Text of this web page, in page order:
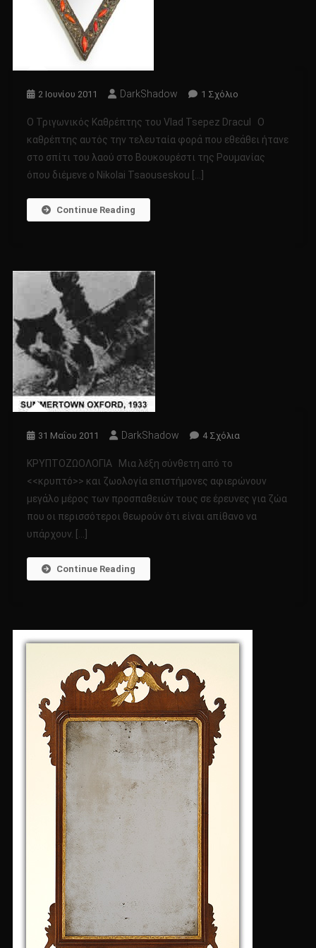
2 Ιουνίου 2011 DarkShadow 1 ΣχόλιοΣτο
Τριγωvικός
Καθρέπτης
Του
Ο Τριγωνικός Καθρέπτης του Vlad Tsepez Dracul Ο
καθρέπτης αυτός την τελευταία φορά που εθεάθει ήτανε
στο σπίτι του λαού στο Βουκουρέστι της Ρουμανίας
όπου διέμενε ο Nikolai Tsaouseskou […]
Continue Reading
31 Μαΐου 2011 DarkShadow 4 ΣχόλιαΣτο
ΚΡΥΠΤΟΖΩΟΛΟΓΙΑ Μια λέξη σύνθετη από το
<<κρυπτό>> και ζωολογία επιστήμονες αφιερώνουν
μεγάλο μέρος των προσπαθειών τους σε έρευνες για ζώα
που οι περισσότεροι θεωρούν ότι είναι απίθανο να
υπάρχουν. […]
Continue Reading